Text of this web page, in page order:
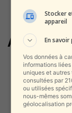
Alexis
Stocker
appareil
En savoir
Vos données à
informations
uniques et
consultées par
ou utilisées
nous-mêmes
géolocalisation